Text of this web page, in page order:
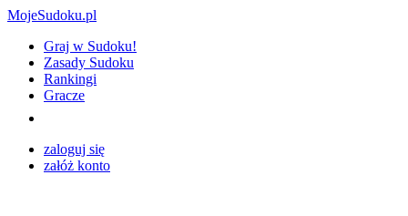
MojeSudoku.pl
Graj w Sudoku!
Zasady Sudoku
Rankingi
Gracze
zaloguj się
załóż konto